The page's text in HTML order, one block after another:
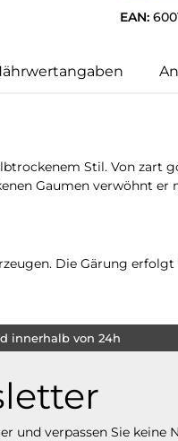
EAN:
Stil. Von zart
Gaumen verwöhnt
Die Gärung erfolgt
innerhalb von 24h
und verpassen Sie keine